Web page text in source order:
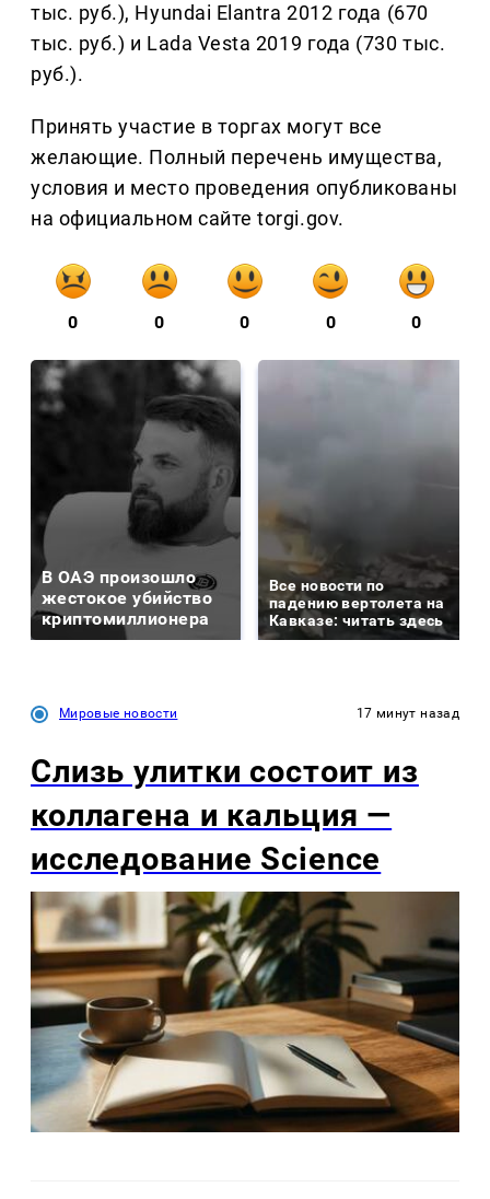
тыс. руб.), Hyundai Elantra 2012 года (670
тыс. руб.) и Lada Vesta 2019 года (730 тыс.
руб.).
Принять участие в торгах могут все
желающие. Полный перечень имущества,
условия и место проведения опубликованы
на официальном сайте torgi.gov.
0 0 0 0 0
В ОАЭ произошло
жестокое убийство
криптомиллионера
Все новости по
падению вертолета на
Кавказе: читать здесь
Мировые новости 17 минут назад
Слизь улитки состоит из
коллагена и кальция —
исследование Science